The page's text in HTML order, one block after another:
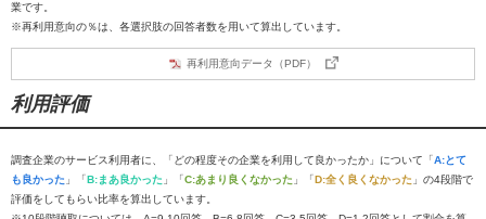
業です。
※再利用意向の％は、各選択肢の回答者数を用いて算出しています。
再利用意向データ（PDF）
利用評価
調査企業のサービス利用者に、「どの程度その企業を利用して良かったか」について「A:とて
も良かった 」「B:まあ良かった 」「C:あまり良くなかった 」「D:全く良くなかった 」の4段階で
評価をしてもらい比率を算出しています。